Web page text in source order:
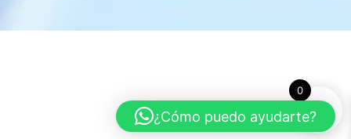
0
¿Cómo puedo ayudarte?